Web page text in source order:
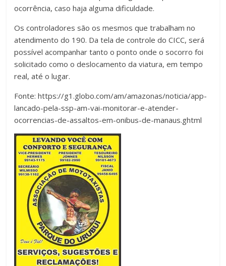
ocorrência, caso haja alguma dificuldade.
Os controladores são os mesmos que trabalham no
atendimento do 190. Da tela de controle do CICC, será
possível acompanhar tanto o ponto onde o socorro foi
solicitado como o deslocamento da viatura, em tempo
real, até o lugar.
Fonte: https://g1.globo.com/am/amazonas/noticia/app-
lancado-pela-ssp-am-vai-monitorar-e-atender-
ocorrencias-de-assaltos-em-onibus-de-manaus.ghtml